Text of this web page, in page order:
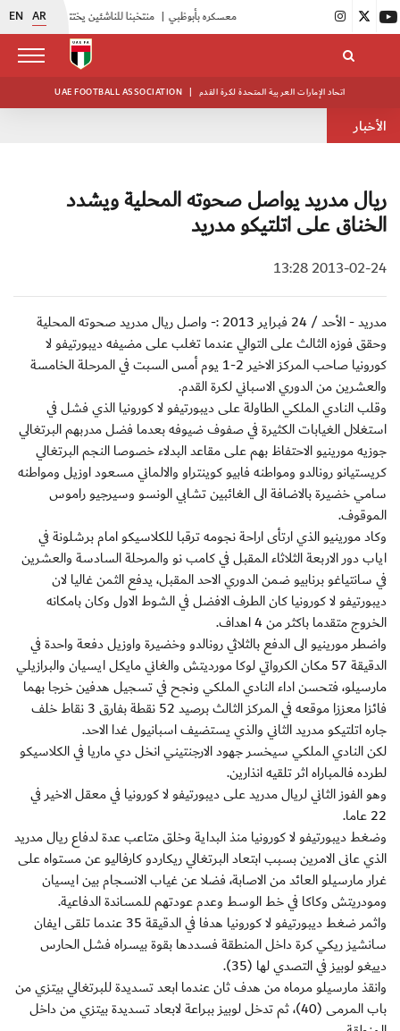
EN AR منتخبنا للناشئين يختتم معسكره الخارجي في صربيا | أبيض الشباب يواصل تدريباته في معسكره بأبوظبي |
UAE FOOTBALL ASSOCIATION | اتحاد الإمارات العربية المتحدة لكرة القدم
الأخبار
ريال مدريد يواصل صحوته المحلية ويشدد
الخناق على اتلتيكو مدريد
2013-02-24 13:28
مدريد - الأحد / 24 فبراير 2013 :- واصل ريال مدريد صحوته المحلية
وحقق فوزه الثالث على التوالي عندما تغلب على مضيفه ديبورتيفو لا
كورونيا صاحب المركز الاخير 2-1 يوم أمس السبت في المرحلة الخامسة
والعشرين من الدوري الاسباني لكرة القدم.
وقلب النادي الملكي الطاولة على ديبورتيفو لا كورونيا الذي فشل في
استغلال الغيابات الكثيرة في صفوف ضيوفه بعدما فضل مدربهم البرتغالي
جوزيه مورينيو الاحتفاظ بهم على مقاعد البدلاء خصوصا النجم البرتغالي
كريستيانو رونالدو ومواطنه فابيو كوينتراو والالماني مسعود اوزيل ومواطنه
سامي خضيرة بالاضافة الى الغائبين تشابي الونسو وسيرجيو راموس
الموقوف.
وكاد مورينيو الذي ارتأى اراحة نجومه ترقبا للكلاسيكو امام برشلونة في
اياب دور الاربعة الثلاثاء المقبل في كامب نو والمرحلة السادسة والعشرين
في سانتياغو برنابيو ضمن الدوري الاحد المقبل، يدفع الثمن غاليا لان
ديبورتيفو لا كورونيا كان الطرف الافضل في الشوط الاول وكان بامكانه
الخروج متقدما باكثر من 4 اهداف.
واضطر مورينيو الى الدفع بالثلاثي رونالدو وخضيرة واوزيل دفعة واحدة في
الدقيقة 57 مكان الكرواتي لوكا مورديتش والغاني مايكل ايسيان والبرازيلي
مارسيلو، فتحسن اداء النادي الملكي ونجح في تسجيل هدفين خرجا بهما
فائزا معززا موقعه في المركز الثالث برصيد 52 نقطة بفارق 3 نقاط خلف
جاره اتلتيكو مدريد الثاني والذي يستضيف اسبانيول غدا الاحد.
لكن النادي الملكي سيخسر جهود الارجنتيني انخل دي ماريا في الكلاسيكو
لطرده فالمباراه اثر تلقيه انذارين.
وهو الفوز الثاني لريال مدريد على ديبورتيفو لا كورونيا في معقل الاخير في
22 عاما.
وضغط ديبورتيفو لا كورونيا منذ البداية وخلق متاعب عدة لدفاع ريال مدريد
الذي عانى الامرين بسبب ابتعاد البرتغالي ريكاردو كارفاليو عن مستواه على
غرار مارسيلو العائد من الاصابة، فضلا عن غياب الانسجام بين ايسيان
ومودريتش وكاكا في خط الوسط وعدم عودتهم للمساندة الدفاعية.
واثمر ضغط ديبورتيفو لا كورونيا هدفا في الدقيقة 35 عندما تلقى ايفان
سانشيز ريكي كرة داخل المنطقة فسددها بقوة بيسراه فشل الحارس
دييغو لوبيز في التصدي لها (35).
وانقذ مارسيلو مرماه من هدف ثان عندما ابعد تسديدة للبرتغالي بيتزي من
باب المرمى (40)، ثم تدخل لوبيز ببراعة لابعاد تسديدة بيتزي من داخل